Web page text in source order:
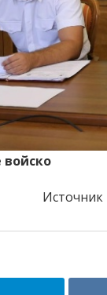
войско
Источник